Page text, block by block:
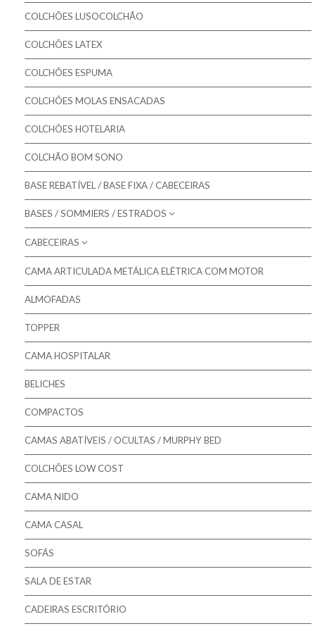
Pikolin - Colchões Criança e Bebé
Colmed - Colchões Medicinais
Colmol - Colchões
Bestbed - Colchões
Bom Repouso - Colchões
Mindol - Colchões
Colchões para Bebé
Colchões Low Cost
Colchões Gama MASTER
Colchões Gama ORTOPÉDICO
Colchões Gama SOFT
COLCHÕES LUSOCOLCHÃO
COLCHÕES LATEX
COLCHÕES ESPUMA
COLCHÕES MOLAS ENSACADAS
COLCHÕES HOTELARIA
COLCHÃO BOM SONO
BASE REBATÍVEL / BASE FIXA / CABECEIRAS
BASES / SOMMIERS / ESTRADOS
Molaflex - Bases Forradas
Molaflex - Lâminas
Molaflex - Rebatíveis
Pikolin - Bases
Bestbed - Sommiers
Mindol - Bases
CABECEIRAS
Molaflex - Cabeceiras para camas
Mindol - Cabeceiras para camas
CAMA ARTICULADA METÁLICA ELÉTRICA COM MOTOR
ALMOFADAS
TOPPER
CAMA HOSPITALAR
BELICHES
COMPACTOS
CAMAS ABATÍVEIS / OCULTAS / MURPHY BED
COLCHÕES LOW COST
CAMA NIDO
CAMA CASAL
SOFÁS
SALA DE ESTAR
CADEIRAS ESCRITÓRIO